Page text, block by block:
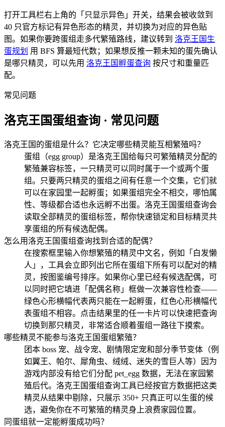
打开工具栏右上角的「只显示异色」开关，结果会被收敛到
40 只官方标记有异色形态的精灵，并切换为对应的异色贴
图。如果你要跨蛋组走多代繁殖路线，建议转到 洛克王国生
蛋规划 用 BFS 算最短代数；如果想反推一颗未知的蛋先确认
是哪只精灵，可以先用 洛克王国孵蛋查询 按尺寸和重量匹
配。
常见问题
洛克王国蛋组查询 · 常见问题
洛克王国的蛋组是什么？它决定哪些精灵能互相繁殖吗？
蛋组（egg group）是洛克王国给每只可繁殖精灵分配的
繁殖兼容标签，一只精灵可以同时属于一个或两个蛋
组。只要两只精灵的蛋组之间有任意一个交集，它们就
可以在家园里一起孵蛋；如果蛋组完全不相交，哪怕属
性、等级都合适也永远孵不出蛋。洛克王国蛋组查询会
读取全部精灵的蛋组标签，帮你快速锁定和目标精灵共
享蛋组的所有候选配偶。
怎么用洛克王国蛋组查询找到合适的配偶？
在搜索框里输入你想繁殖的精灵中文名，例如「白发懒
人」，工具会立即列出它所在蛋组下所有可以配对的精
灵，按图鉴编号排序。如果你心里已经有候选配偶，可
以同时把它填进「配偶名称」框做一次兼容性检查——
绿色心形横幅代表两只能在一起孵蛋，红色心形横幅代
表蛋组不相容。点击结果里的任一卡片可以快速把查询
切换到那只精灵，非常适合顺着蛋组一路往下摸索。
哪些精灵不能参与洛克王国蛋组繁殖？
团本 boss 宠、战令宠、剧情限定宠和部分季节变体（例
如翼王、帕尔、犀角虫、绒绒、迷失的雪巨人等）因为
游戏内部没有给它们分配 pet_egg 数据，无法在家园繁
殖后代。洛克王国蛋组查询工具已经按官方数据把这类
精灵从结果中剔除，只展示 350+ 只真正可以生蛋的候
选，避免你在不可繁殖的精灵身上浪费家园位置。
同蛋组就一定能孵蛋成功吗？